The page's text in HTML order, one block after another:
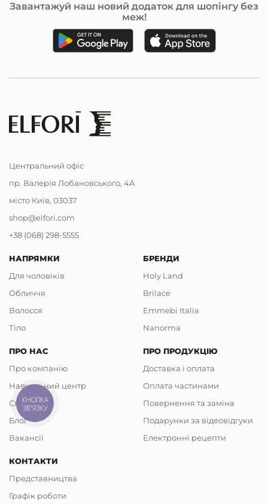
Завантажуй наш новий додаток для шопінгу без
меж!
Центральний офіс
пр. Валерія Лобановського, 4А
місто Київ, 03037
shop@elfori.com
+38 (068) 298-5555
НАПРЯМКИ
Для чоловіків
Обличчя
Волосся
Тіло
БРЕНДИ
Holy Land
Brilace
Emmebi Italia
Nanorma
ПРО НАС
Про компанію
Навчальний центр
Співпраця
Блог
Вакансії
ПРО ПРОДУКЦІЮ
Доставка і оплата
Оплата частинами
Повернення та заміна
Подарунки за відеовідгуки
Електронні рецепти
КОНТАКТИ
Представництва
Графік роботи
КНОПКА
ЗВ'ЯЗКУ